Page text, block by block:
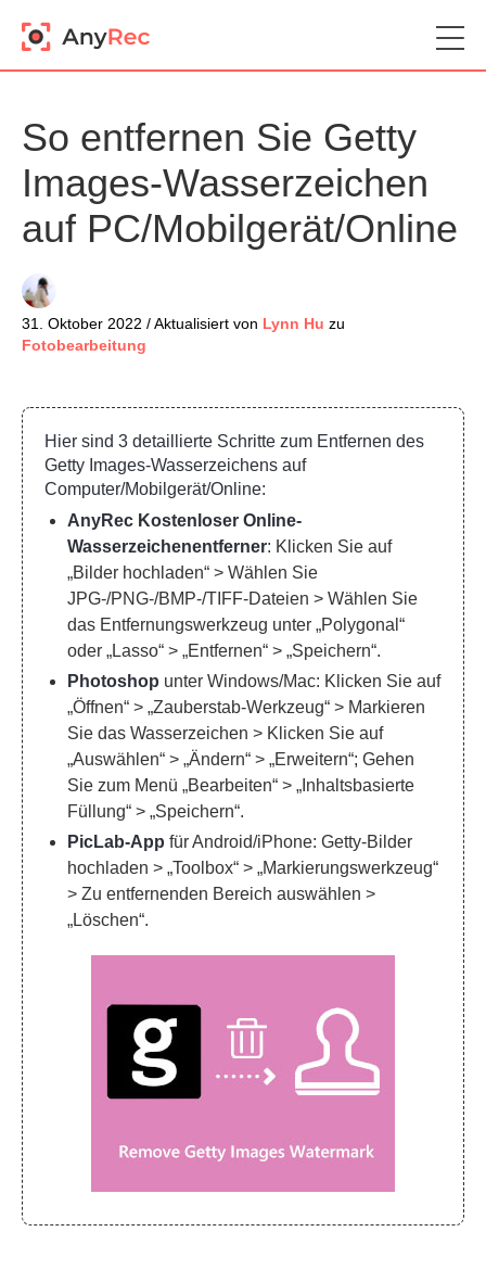
So entfernen Sie Getty
Images-Wasserzeichen
auf PC/Mobilgerät/Online
31. Oktober 2022 / Aktualisiert von Lynn Hu zu
Fotobearbeitung
Hier sind 3 detaillierte Schritte zum Entfernen des
Getty Images-Wasserzeichens auf
Computer/Mobilgerät/Online:
AnyRec Kostenloser Online-
Wasserzeichenentferner: Klicken Sie auf
„Bilder hochladen“ > Wählen Sie
JPG-/PNG-/BMP-/TIFF-Dateien > Wählen Sie
das Entfernungswerkzeug unter „Polygonal“
oder „Lasso“ > „Entfernen“ > „Speichern“.
Photoshop unter Windows/Mac: Klicken Sie auf
„Öffnen“ > „Zauberstab-Werkzeug“ > Markieren
Sie das Wasserzeichen > Klicken Sie auf
„Auswählen“ > „Ändern“ > „Erweitern“; Gehen
Sie zum Menü „Bearbeiten“ > „Inhaltsbasierte
Füllung“ > „Speichern“.
PicLab-App für Android/iPhone: Getty-Bilder
hochladen > „Toolbox“ > „Markierungswerkzeug“
> Zu entfernenden Bereich auswählen >
„Löschen“.